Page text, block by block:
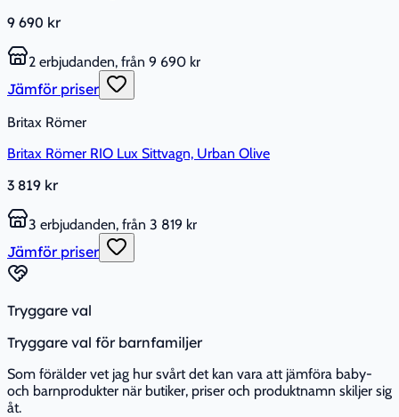
9 690 kr
2 erbjudanden, från 9 690 kr
Jämför priser
Britax Römer
Britax Römer RIO Lux Sittvagn, Urban Olive
3 819 kr
3 erbjudanden, från 3 819 kr
Jämför priser
Tryggare val
Tryggare val för barnfamiljer
Som förälder vet jag hur svårt det kan vara att jämföra baby-
och barnprodukter när butiker, priser och produktnamn skiljer sig
åt.